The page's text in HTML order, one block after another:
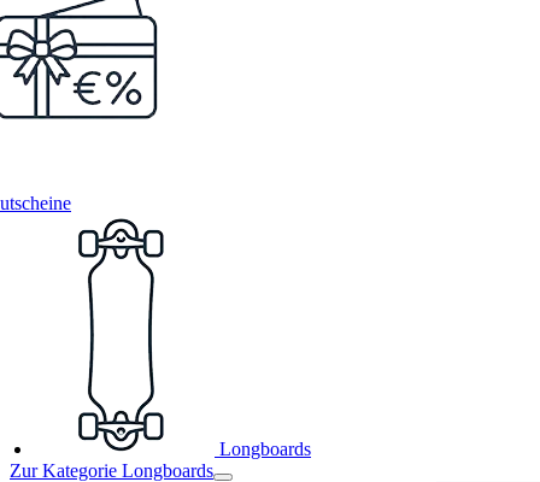
Longboards
Zur Kategorie Longboards